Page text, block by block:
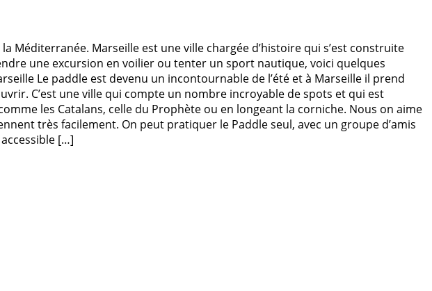
Méditerranée. Marseille est une ville chargée d’histoire qui s’est construite
une excursion en voilier ou tenter un sport nautique, voici quelques
Le paddle est devenu un incontournable de l’été et à Marseille il prend
C’est une ville qui compte un nombre incroyable de spots et qui est
les Catalans, celle du Prophète ou en longeant la corniche. Nous on aime
très facilement. On peut pratiquer le Paddle seul, avec un groupe d’amis
[…]